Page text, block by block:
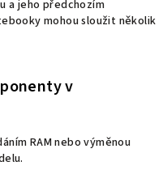
a jeho předchozím
mohou sloužit několik
v
RAM nebo výměnou